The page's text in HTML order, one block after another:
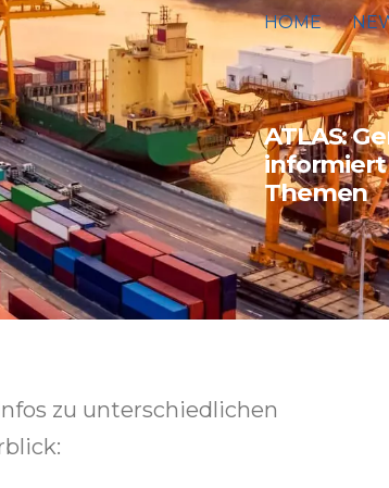
HOME
ATLAS:
INFORMIERT
THEMEN
ATLAS:
Themen
zu unterschiedlichen